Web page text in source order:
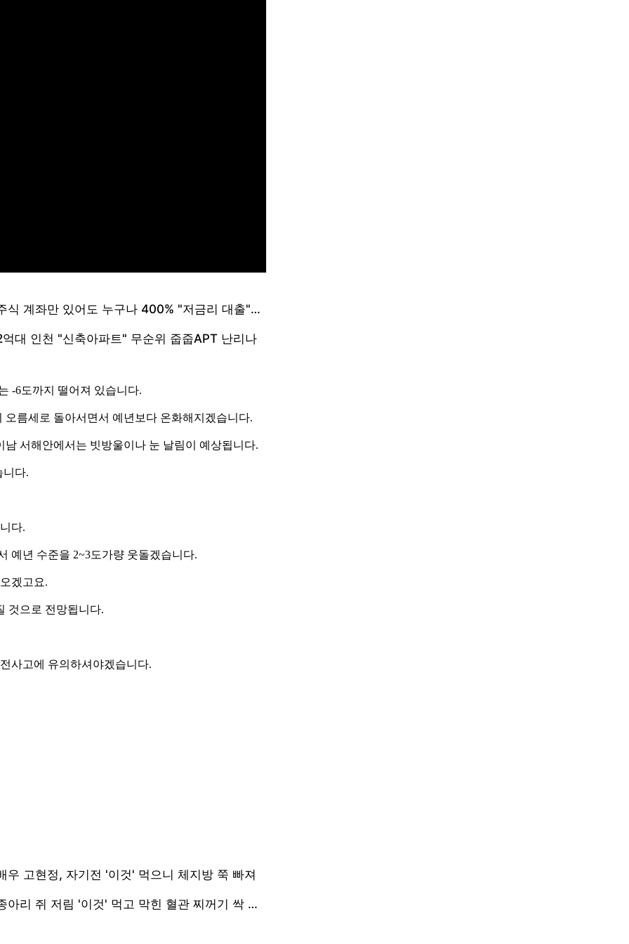
-6도까지 떨어져 있습니다.
름세로 돌아서면서 예년보다 온화해지겠습니다.
서해안에서는 빗방울이나 눈 날림이 예상됩니다.
니다.
다.
예년 수준을 2~3도가량 웃돌겠습니다.
겠고요.
것으로 전망됩니다.
사고에 유의하셔야겠습니다.